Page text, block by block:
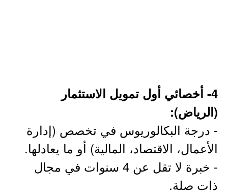
4- أخصائي أول تمويل الاستثمار
(الرياض):
- درجة البكالوريوس في تخصص (إدارة
الأعمال، الاقتصاد، المالية) أو ما يعادلها.
- خبرة لا تقل عن 4 سنوات في مجال
ذات صلة.